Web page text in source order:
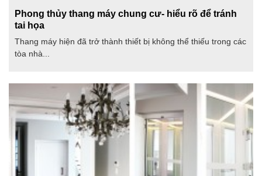
Phong thủy thang máy chung cư- hiểu rõ để tránh
tai họa
Thang máy hiện đã trở thành thiết bị không thể thiếu trong các
tòa nhà...